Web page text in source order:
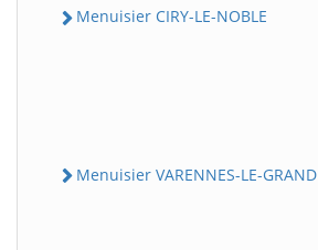
Menuisier CIRY-LE-NOBLE
Menuisier VARENNES-LE-GRAND